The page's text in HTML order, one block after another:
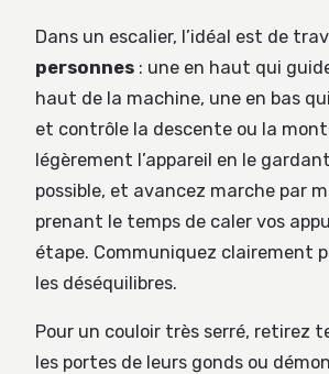
Dans un escalier, l’idéal est de
personnes : une en haut qui
haut de la machine, une en bas
et contrôle la descente ou la
légèrement l’appareil en le
possible, et avancez marche par
prenant le temps de caler vos
étape. Communiquez clairement
les déséquilibres.
Pour un couloir très serré, retirez
les portes de leurs gonds ou